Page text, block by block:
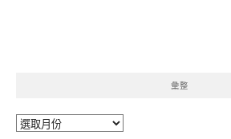
彙整
彙